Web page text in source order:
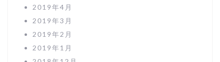
2019年4月
2019年3月
2019年2月
2019年1月